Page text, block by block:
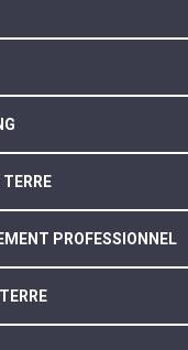
PROFESSIONNEL